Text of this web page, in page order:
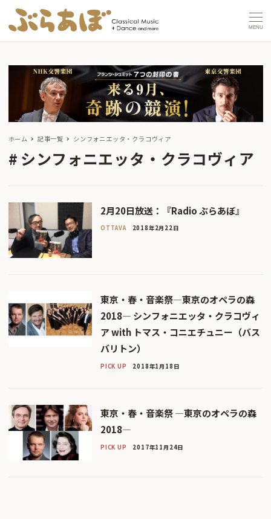
MENU
ホーム 記事一覧 シンフォニエッタ・クラコヴィア
シンフォニエッタ・クラコヴィア
2月20日放送：『Radio ぶらあぼ』
OTTAVA 2018年2月22日
東京・春・音楽祭―東京のオペラの森
2018― シンフォニエッタ・クラコヴィ
ア with トマス・コニエチュニー（バス
バリトン）
PICK UP 2018年1月18日
東京・春・音楽祭 ―東京のオペラの森
2018―
PICK UP 2017年11月24日